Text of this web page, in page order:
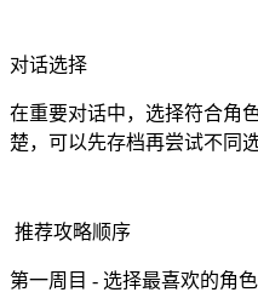
对话选择
在重要对话中，选择符合角
楚，可以先存档再尝试不同选
推荐攻略顺序
第一周目 - 选择最喜欢的角